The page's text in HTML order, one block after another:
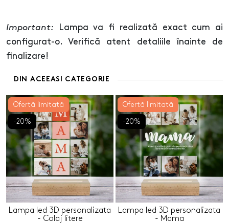
Important: Lampa va fi realizată exact cum ai
configurat-o. Verifică atent detaliile înainte de
finalizare!
DIN ACEEASI CATEGORIE
Ofertă limitată
-20%
Lampa led 3D personalizata
- Colaj litere
Ofertă limitată
-20%
Lampa led 3D personalizata
- Mama